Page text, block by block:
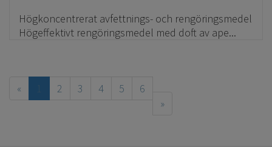
Högkoncentrerat avfettnings- och rengöringsmedel
Högeffektivt rengöringsmedel med doft av ape...
« 2 3 4 5
6
»